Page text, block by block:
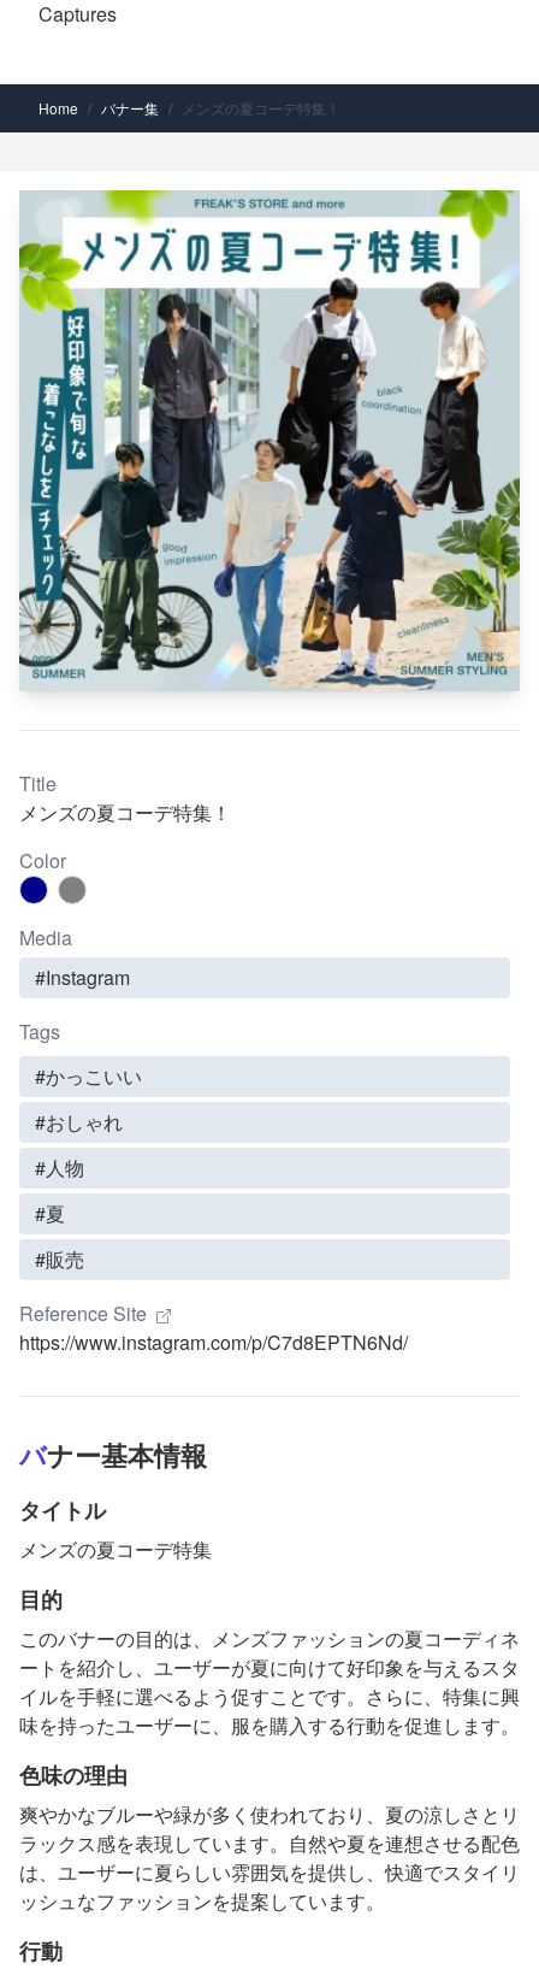
Captures
Home / バナー集 / メンズの夏コーデ特集！
Title
メンズの夏コーデ特集！
Color
Media
#Instagram
Tags
#かっこいい
#おしゃれ
#人物
#夏
#販売
Reference Site
https://www.instagram.com/p/C7d8EPTN6Nd/
バナー基本情報
タイトル
メンズの夏コーデ特集
目的
このバナーの目的は、メンズファッションの夏コーディネ
ートを紹介し、ユーザーが夏に向けて好印象を与えるスタ
イルを手軽に選べるよう促すことです。さらに、特集に興
味を持ったユーザーに、服を購入する行動を促進します。
色味の理由
爽やかなブルーや緑が多く使われており、夏の涼しさとリ
ラックス感を表現しています。自然や夏を連想させる配色
は、ユーザーに夏らしい雰囲気を提供し、快適でスタイリ
ッシュなファッションを提案しています。
行動